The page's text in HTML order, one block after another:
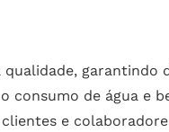
garantindo
de água e
e